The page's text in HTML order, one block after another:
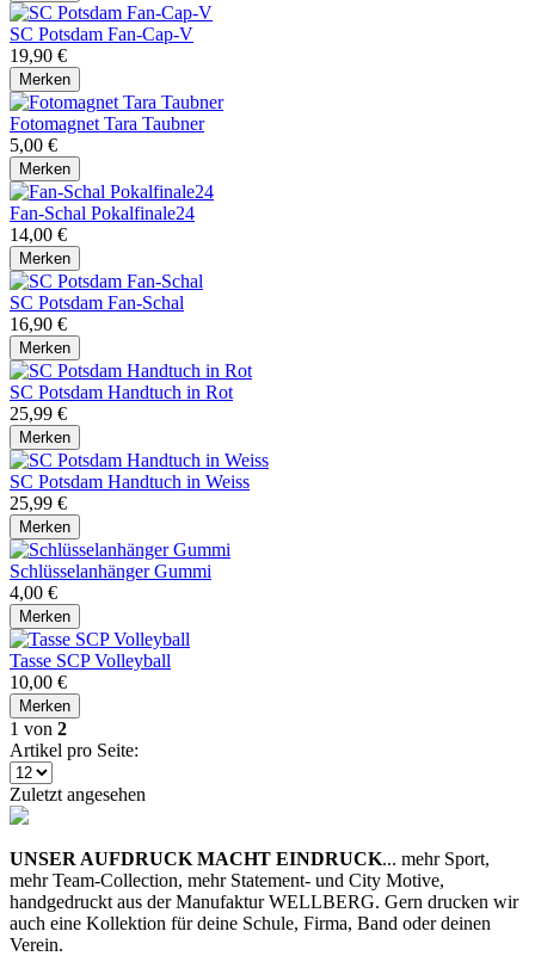
SC Potsdam Fan-Cap-V
19,90 €
Merken
Fotomagnet Tara Taubner
5,00 €
Merken
Fan-Schal Pokalfinale24
14,00 €
Merken
SC Potsdam Fan-Schal
16,90 €
Merken
SC Potsdam Handtuch in Rot
25,99 €
Merken
SC Potsdam Handtuch in Weiss
25,99 €
Merken
Schlüsselanhänger Gummi
4,00 €
Merken
Tasse SCP Volleyball
10,00 €
Merken
1 von 2
Artikel pro Seite:
Zuletzt angesehen
UNSER AUFDRUCK MACHT EINDRUCK... mehr Sport,
mehr Team-Collection, mehr Statement- und City Motive,
handgedruckt aus der Manufaktur WELLBERG. Gern drucken wir
auch eine Kollektion für deine Schule, Firma, Band oder deinen
Verein.